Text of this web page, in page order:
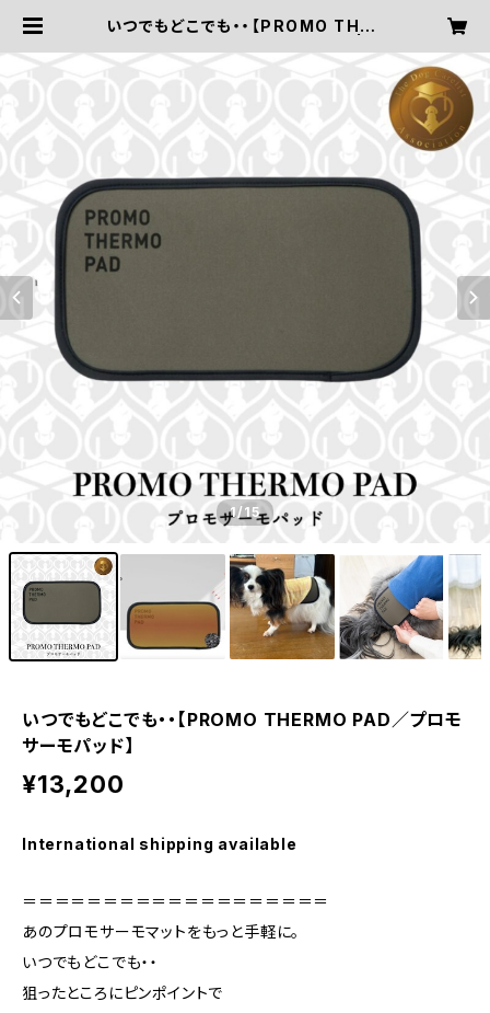
いつでもどこでも・・【PROMO THER
1/15
いつでもどこでも・・【PROMO THERMO PAD／プロモ
サーモパッド】
¥13,200
International shipping available
＝＝＝＝＝＝＝＝＝＝＝＝＝＝＝＝＝＝＝
あのプロモサーモマットをもっと手軽に。
いつでもどこでも・・
狙ったところにピンポイントで